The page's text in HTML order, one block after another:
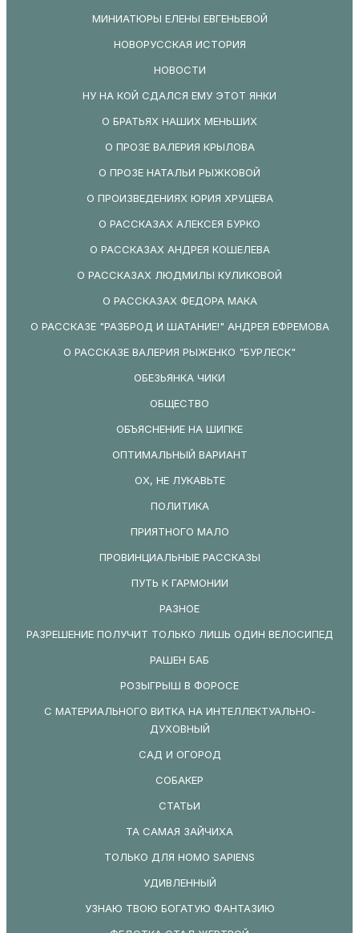
МИНИАТЮРЫ ЕЛЕНЫ ЕВГЕНЬЕВОЙ
НОВОРУССКАЯ ИСТОРИЯ
НОВОСТИ
НУ НА КОЙ СДАЛСЯ ЕМУ ЭТОТ ЯНКИ
О БРАТЬЯХ НАШИХ МЕНЬШИХ
О ПРОЗЕ ВАЛЕРИЯ КРЫЛОВА
О ПРОЗЕ НАТАЛЬИ РЫЖКОВОЙ
О ПРОИЗВЕДЕНИЯХ ЮРИЯ ХРУЩЕВА
О РАССКАЗАХ АЛЕКСЕЯ БУРКО
О РАССКАЗАХ АНДРЕЯ КОШЕЛЕВА
О РАССКАЗАХ ЛЮДМИЛЫ КУЛИКОВОЙ
О РАССКАЗАХ ФЕДОРА МАКА
О РАССКАЗЕ "РАЗБРОД И ШАТАНИЕ!" АНДРЕЯ ЕФРЕМОВА
О РАССКАЗЕ ВАЛЕРИЯ РЫЖЕНКО "БУРЛЕСК"
ОБЕЗЬЯНКА ЧИКИ
ОБЩЕСТВО
ОБЪЯСНЕНИЕ НА ШИПКЕ
ОПТИМАЛЬНЫЙ ВАРИАНТ
ОХ, НЕ ЛУКАВЬТЕ
ПОЛИТИКА
ПРИЯТНОГО МАЛО
ПРОВИНЦИАЛЬНЫЕ РАССКАЗЫ
ПУТЬ К ГАРМОНИИ
РАЗНОЕ
РАЗРЕШЕНИЕ ПОЛУЧИТ ТОЛЬКО ЛИШЬ ОДИН ВЕЛОСИПЕД
РАШЕН БАБ
РОЗЫГРЫШ В ФОРОСЕ
С МАТЕРИАЛЬНОГО ВИТКА НА ИНТЕЛЛЕКТУАЛЬНО-
ДУХОВНЫЙ
САД И ОГОРОД
СОБАКЕР
СТАТЬИ
ТА САМАЯ ЗАЙЧИХА
ТОЛЬКО ДЛЯ HOMO SAPIENS
УДИВЛЕННЫЙ
УЗНАЮ ТВОЮ БОГАТУЮ ФАНТАЗИЮ